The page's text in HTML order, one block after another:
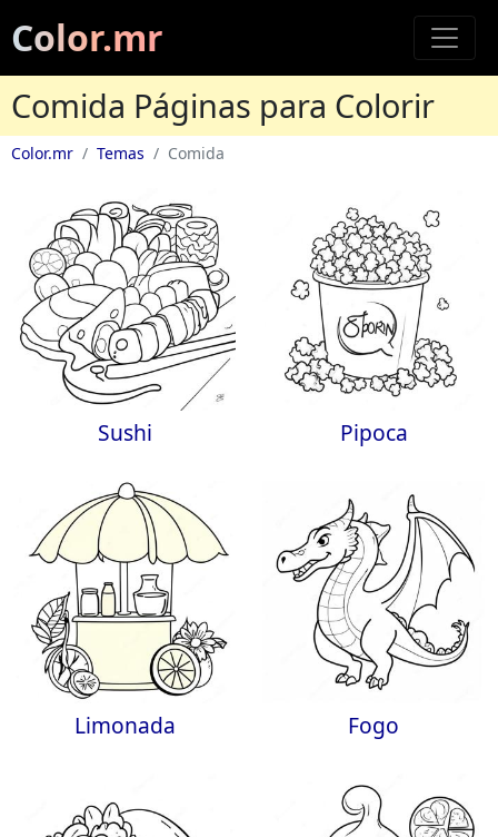
Color.mr
Comida Páginas para Colorir
Color.mr Temas Comida
Sushi Pipoca
Limonada Fogo